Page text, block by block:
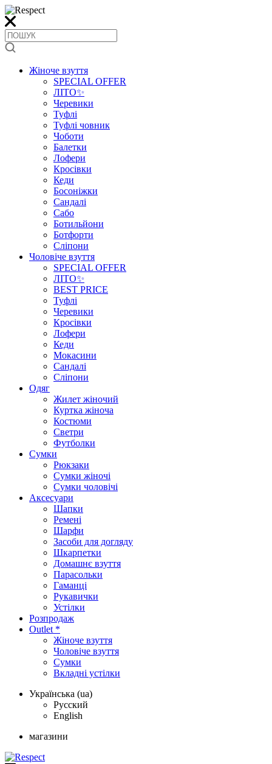
Жіноче взуття
SPECIAL OFFER
ЛІТО✨
Черевики
Туфлі
Туфлі човник
Чоботи
Балетки
Лофери
Кросівки
Кеди
Босоніжки
Сандалі
Сабо
Ботильйони
Ботфорти
Сліпони
Чоловіче взуття
SPECIAL OFFER
ЛІТО✨
BEST PRICE
Туфлі
Черевики
Кросівки
Лофери
Кеди
Мокасини
Сандалі
Сліпони
Одяг
Жилет жіночий
Куртка жіноча
Костюми
Светри
Футболки
Сумки
Рюкзаки
Сумки жіночі
Сумки чоловічі
Аксеcуари
Шапки
Ремені
Шарфи
Засоби для догляду
Шкарпетки
Домашнє взуття
Парасольки
Гаманці
Рукавички
Устілки
Розпродаж
Outlet *
Жіноче взуття
Чоловіче взуття
Сумки
Вкладні устілки
Українська (ua)
Русский
English
магазини